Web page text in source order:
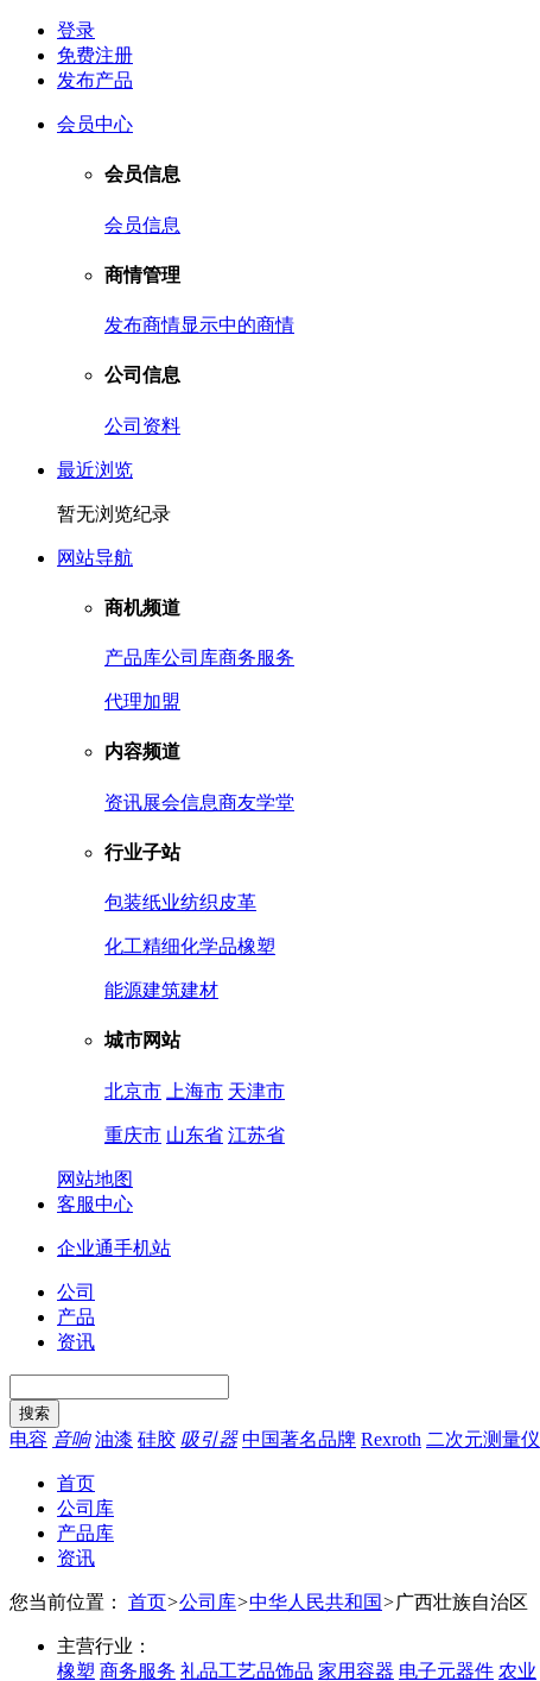
登录
免费注册
发布产品
会员中心
会员信息
会员信息
商情管理
发布商情显示中的商情
公司信息
公司资料
最近浏览
暂无浏览纪录
网站导航
商机频道
产品库公司库商务服务
代理加盟
内容频道
资讯展会信息商友学堂
行业子站
包装纸业纺织皮革
化工精细化学品橡塑
能源建筑建材
城市网站
北京市 上海市 天津市
重庆市 山东省 江苏省
网站地图
客服中心
企业通手机站
公司
产品
资讯
电容 音响 油漆 硅胶 吸引器 中国著名品牌 Rexroth 二次元测量仪
首页
公司库
产品库
资讯
您当前位置： 首页>公司库>中华人民共和国>广西壮族自治区
主营行业：
橡塑 商务服务 礼品工艺品饰品 家用容器 电子元器件 农业